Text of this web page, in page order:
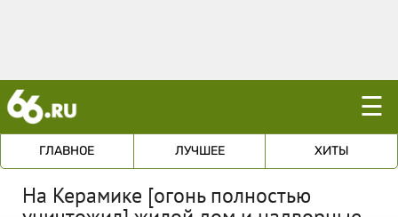
☰
ГЛАВНОЕ ЛУЧШЕЕ ХИТЫ
На Керамике [огонь полностью